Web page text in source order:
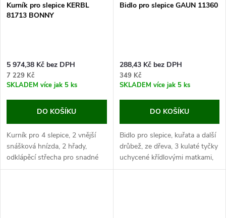
Kurník pro slepice KERBL
81713 BONNY
5 974,38 Kč bez DPH
7 229 Kč
SKLADEM více jak 5 ks
DO KOŠÍKU
Kurník pro 4 slepice, 2 vnější
snášková hnízda, 2 hřady,
odklápěcí střecha pro snadné
čištění, výsuvný trusník,
Bidlo pro slepice GAUN 11360
288,43 Kč bez DPH
349 Kč
SKLADEM více jak 5 ks
DO KOŠÍKU
Bidlo pro slepice, kuřata a další
drůbež, ze dřeva, 3 kulaté tyčky
uchycené křídlovými matkami,
rozměry 43x15,7x15 cm.